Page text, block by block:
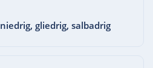
gliedrig, salbadrig